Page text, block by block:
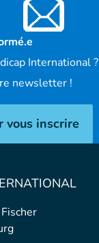
International ?
newsletter !
vous inscrire